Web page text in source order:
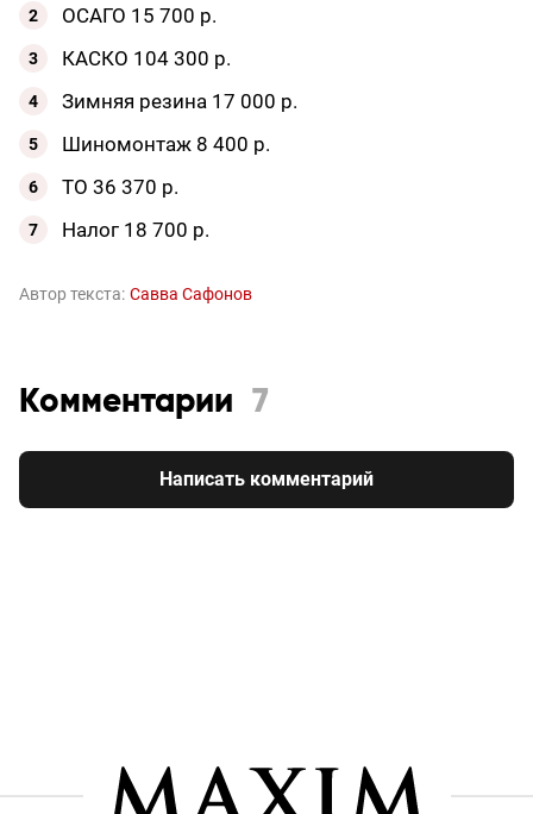
ОСАГО 15 700 р.
КАСКО 104 300 р.
Зимняя резина 17 000 р.
Шиномонтаж 8 400 р.
ТО 36 370 р.
Налог 18 700 р.
Автор текста: Савва Сафонов
Комментарии 7
Написать комментарий